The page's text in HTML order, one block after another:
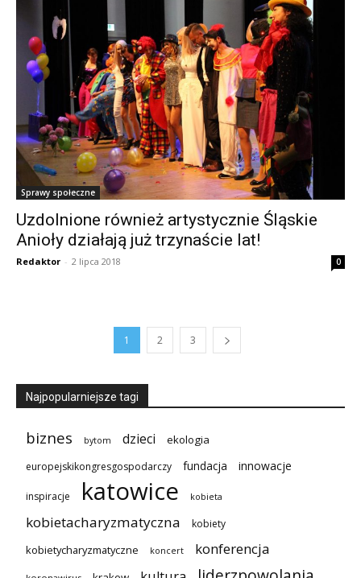
Sprawy społeczne
Uzdolnione również artystycznie Śląskie
Anioły działają już trzynaście lat!
Redaktor - 2 lipca 2018 0
1 2 3
Najpopularniejsze tagi
biznes bytom dzieci ekologia
europejskikongresgospodarczy fundacja innowacje
inspiracje katowice kobieta
kobietacharyzmatyczna kobiety
kobietycharyzmatyczne koncert konferencja